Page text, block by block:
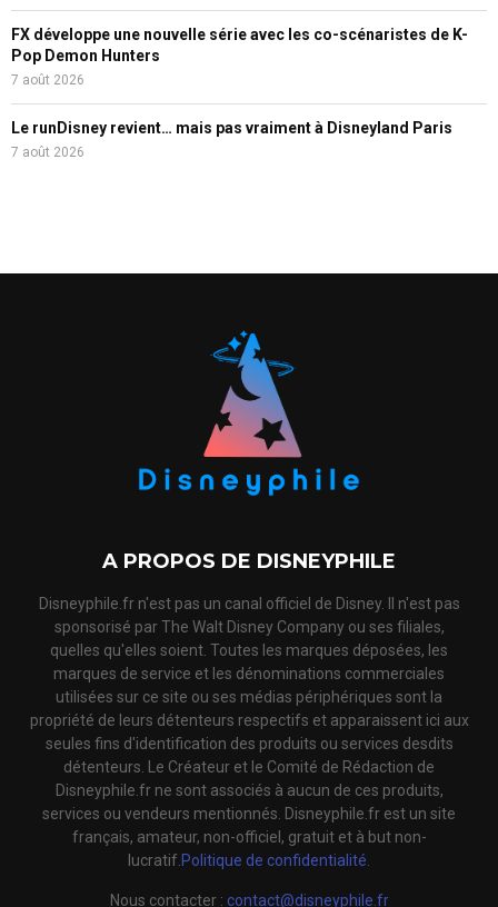
FX développe une nouvelle série avec les co-scénaristes de K-
Pop Demon Hunters
7 août 2026
Le runDisney revient… mais pas vraiment à Disneyland Paris
7 août 2026
A PROPOS DE DISNEYPHILE
Disneyphile.fr n'est pas un canal officiel de Disney. Il n'est pas
sponsorisé par The Walt Disney Company ou ses filiales,
quelles qu'elles soient. Toutes les marques déposées, les
marques de service et les dénominations commerciales
utilisées sur ce site ou ses médias périphériques sont la
propriété de leurs détenteurs respectifs et apparaissent ici aux
seules fins d'identification des produits ou services desdits
détenteurs. Le Créateur et le Comité de Rédaction de
Disneyphile.fr ne sont associés à aucun de ces produits,
services ou vendeurs mentionnés. Disneyphile.fr est un site
français, amateur, non-officiel, gratuit et à but non-
lucratif.Politique de confidentialité.
Nous contacter : contact@disneyphile.fr